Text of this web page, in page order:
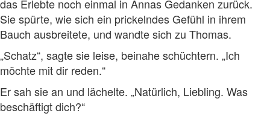
das Erlebte noch einmal in Annas Gedanken zurück.
Sie spürte, wie sich ein prickelndes Gefühl in ihrem
Bauch ausbreitete, und wandte sich zu Thomas.
„Schatz“, sagte sie leise, beinahe schüchtern. „Ich
möchte mit dir reden.“
Er sah sie an und lächelte. „Natürlich, Liebling. Was
beschäftigt dich?“